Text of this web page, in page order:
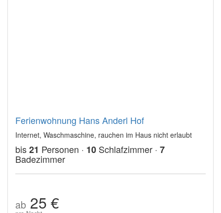
Ferienwohnung Hans Anderl Hof
Internet, Waschmaschine, rauchen im Haus nicht erlaubt
bis21 Personen · 10 Schlafzimmer · 7
Badezimmer
ab 25 €